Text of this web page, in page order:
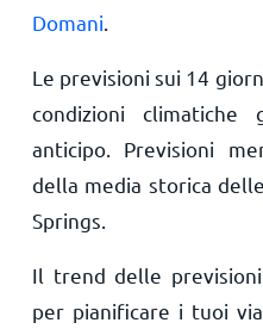
Domani
Le previsioni sui 14
condizioni
anticipo. Previsioni
della media storica
Springs.
Il trend delle
per pianificare i tuoi